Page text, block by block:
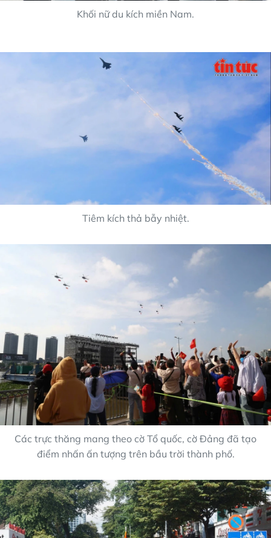
Khối nữ du kích miền Nam.
Tiêm kích thả bẫy nhiệt.
Các trực thăng mang theo cờ Tổ quốc, cờ Đảng đã tạo
điểm nhấn ấn tượng trên bầu trời thành phố.